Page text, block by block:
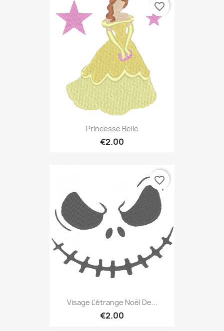
Princesse Belle
€2.00
favorite_border
Visage L'étrange Noël De...
€2.00
favorite_border